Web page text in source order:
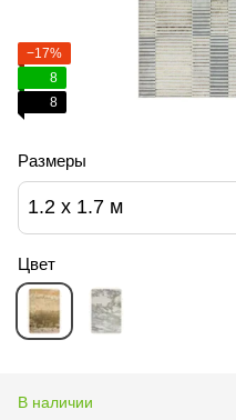
−17%
8
8
Размеры
1.2 х 1.7 м
Цвет
В наличии